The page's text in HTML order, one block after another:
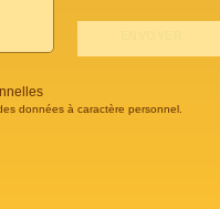
données à caractère personnel.